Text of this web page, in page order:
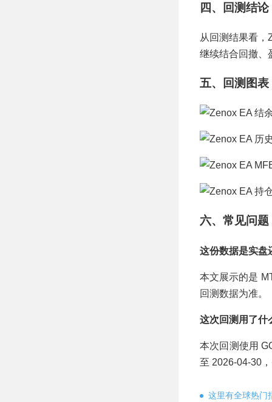
四、回测结论
从回测结果看，
继续结合回撤、
五、回测图表
六、常见问题
这份数据是实盘
本文展示的是
回测数据为准。
这次回测用了什
本次回测使用
至 2026-04-30
这里有全球热门